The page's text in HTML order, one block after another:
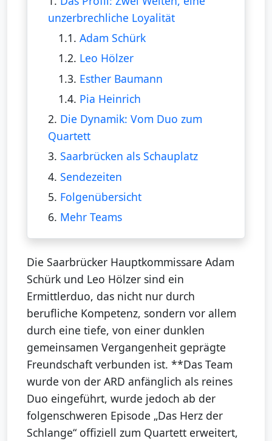
unzerbrechliche Loyalität
1.1.Adam Schürk
1.2. Leo Hölzer
1.3. Esther Baumann
1.4. Pia Heinrich
2. Die Dynamik: Vom Duo zum
Quartett
3. Saarbrücken als Schauplatz
4. Sendezeiten
5. Folgenübersicht
6. Mehr Teams
Die Saarbrücker Hauptkommissare Adam
Schürk und Leo Hölzer sind ein
Ermittlerduo, das nicht nur durch
berufliche Kompetenz, sondern vor allem
durch eine tiefe, von einer dunklen
gemeinsamen Vergangenheit geprägte
Freundschaft verbunden ist. **Das Team
wurde von der ARD anfänglich als reines
Duo eingeführt, wurde jedoch ab der
folgenschweren Episode „Das Herz der
Schlange“ offiziell zum Quartett erweitert,